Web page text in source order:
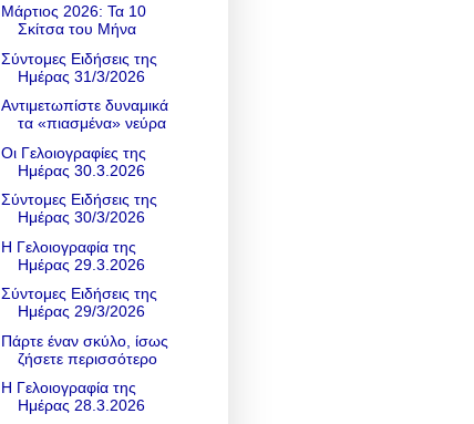
Μάρτιος 2026: Τα 10
Σκίτσα του Μήνα
Σύντομες Ειδήσεις της
Ημέρας 31/3/2026
Αντιμετωπίστε δυναμικά
τα «πιασμένα» νεύρα
Οι Γελοιογραφίες της
Ημέρας 30.3.2026
Σύντομες Ειδήσεις της
Ημέρας 30/3/2026
Η Γελοιογραφία της
Ημέρας 29.3.2026
Σύντομες Ειδήσεις της
Ημέρας 29/3/2026
Πάρτε έναν σκύλο, ίσως
ζήσετε περισσότερο
Η Γελοιογραφία της
Ημέρας 28.3.2026